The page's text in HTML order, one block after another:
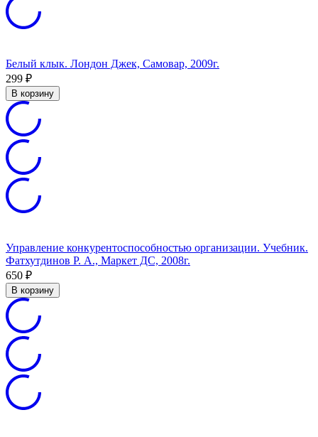
Белый клык. Лондон Джек, Самовар, 2009г.
299 ₽
В корзину
Управление конкурентоспособностью организации. Учебник.
Фатхутдинов Р. А., Маркет ДС, 2008г.
650 ₽
В корзину